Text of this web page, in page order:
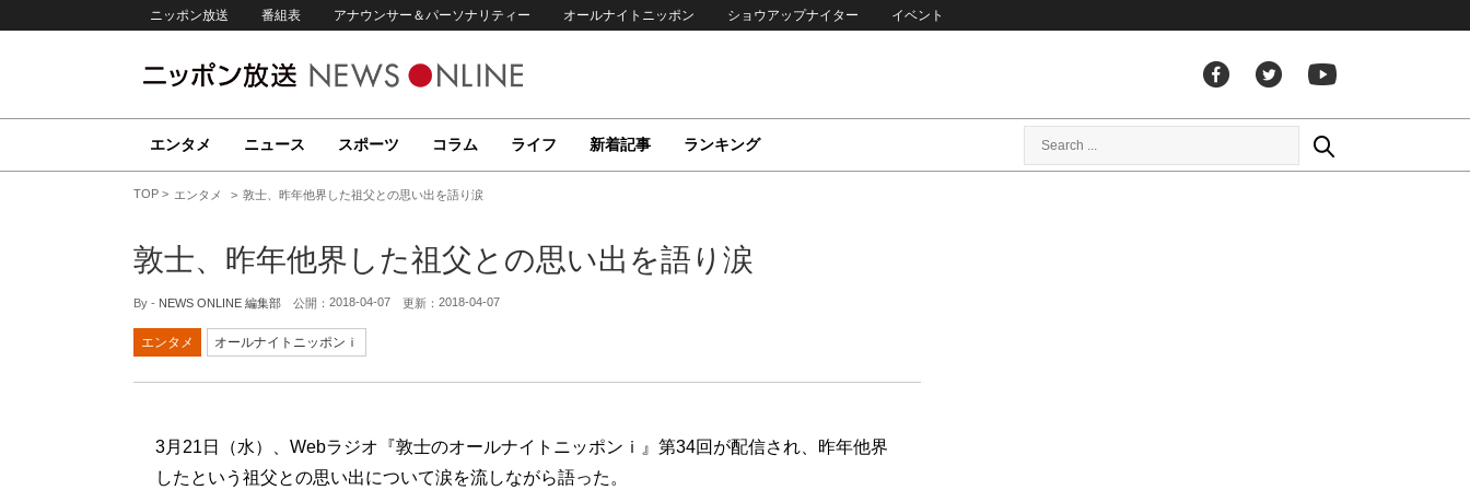
ニッポン放送 番組表 アナウンサー＆パーソナリティー オールナイトニッポン ショウアップナイター イベント
エンタメ ニュース スポーツ コラム ライフ 新着記事 ランキング
TOP エンタメ 敦士、昨年他界した祖父との思い出を語り涙
敦士、昨年他界した祖父との思い出を語り涙
By - NEWS ONLINE 編集部 公開： 2018-04-07 更新： 2018-04-07
エンタメ オールナイトニッポンｉ
3月21日（水）、Webラジオ『敦士のオールナイトニッポンｉ』第34回が配信され、昨年他界
したという祖父との思い出について涙を流しながら語った。